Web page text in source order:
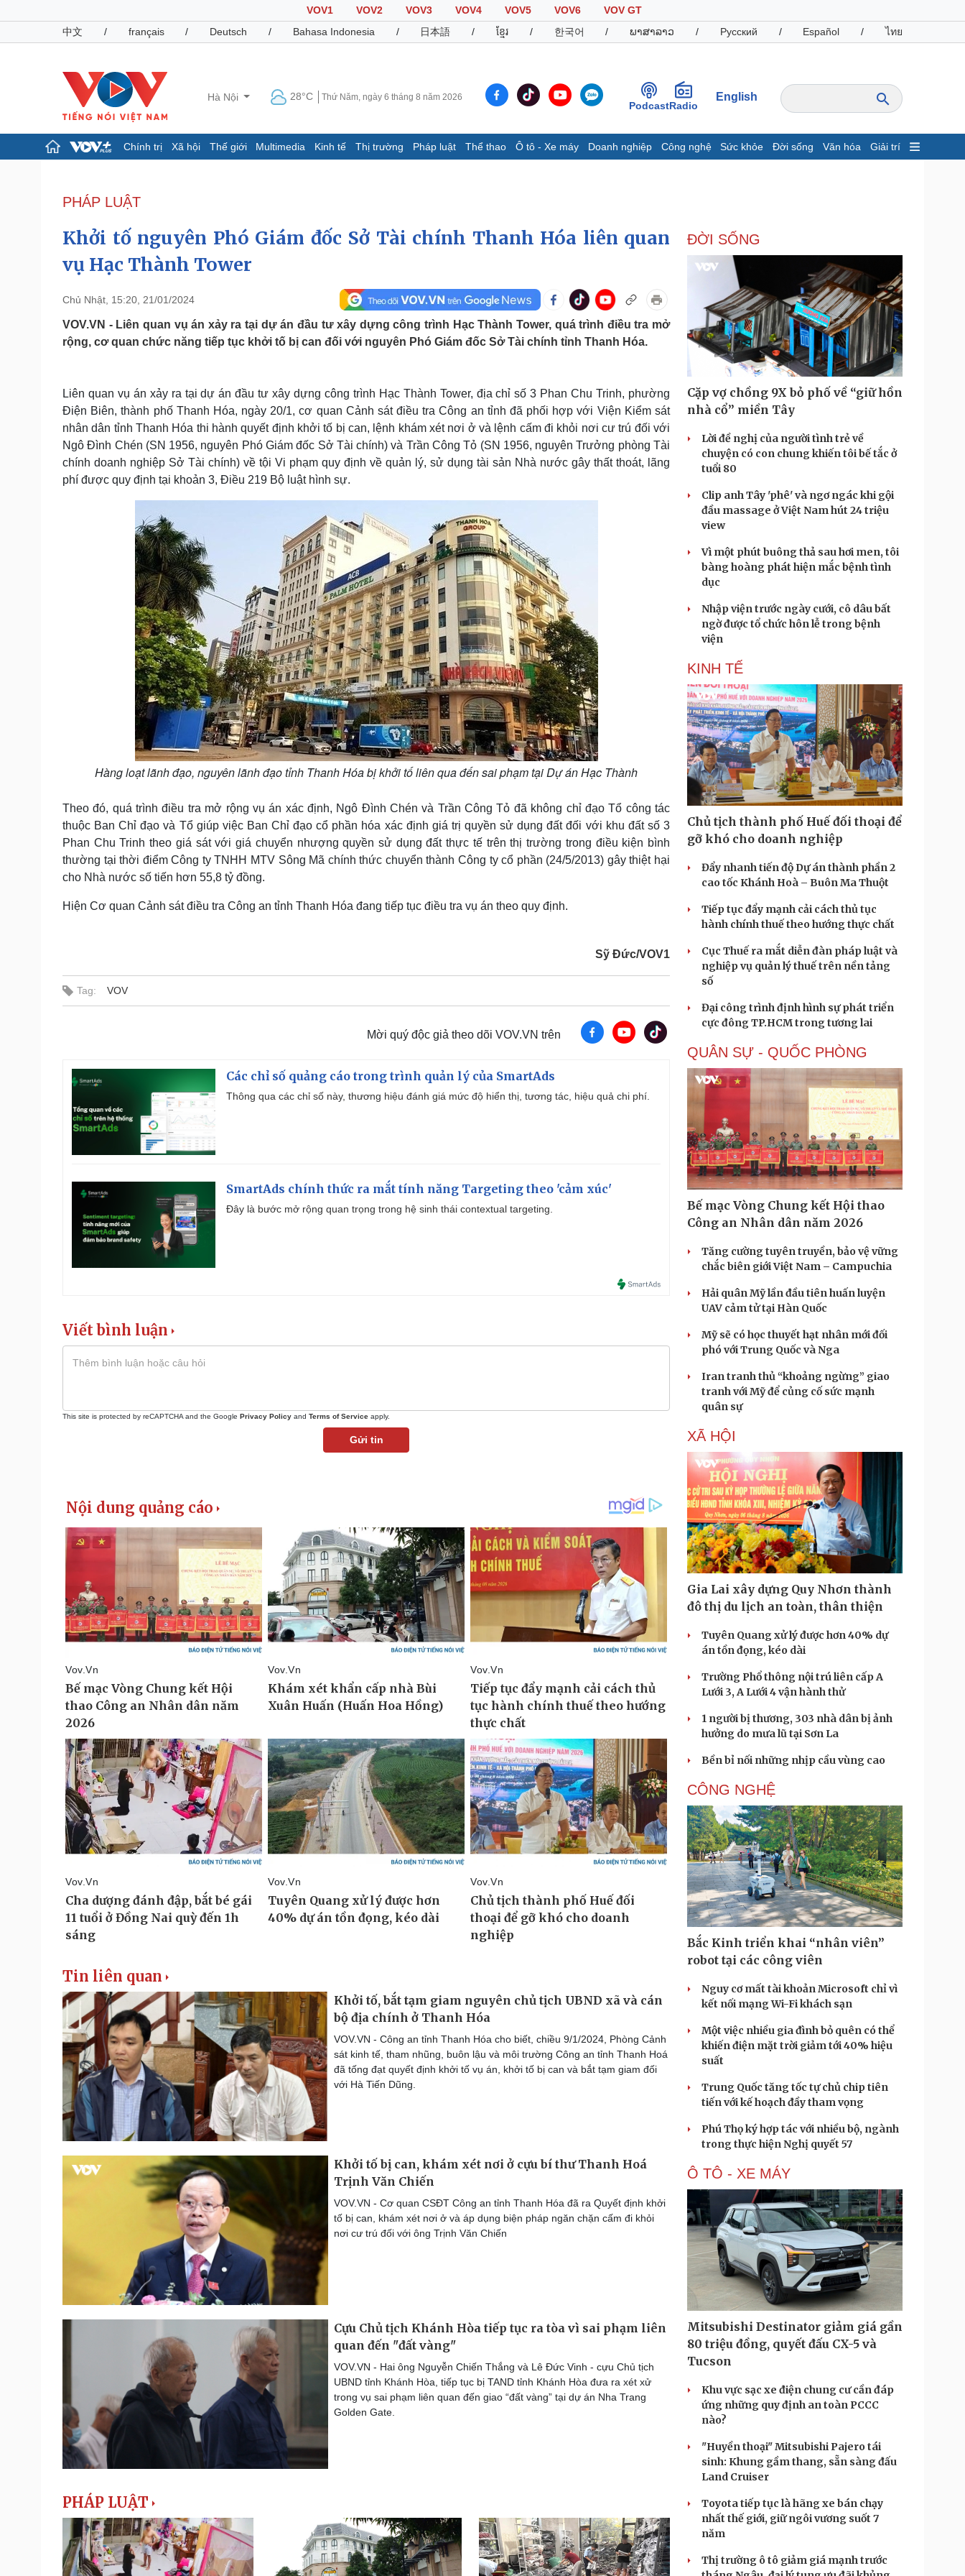
VOV1 VOV2 VOV3 VOV4 VOV5 VOV6
VOV GT
中文
/ français / Deutsch / Bahasa Indonesia / 日本語 / ខ្មែរ / 한국어 / ພາສາລາວ / Русский / Español / ไทย
Hà Nội 28°C Thứ Năm, ngày 6 tháng 8 năm 2026
PodcastRadio
English
Chính trị Xã hội Thế giới Multimedia Kinh tế Thị trường Pháp luật Thể thao Ô tô - Xe máy Doanh nghiệp Công nghệ Sức khỏe Đời sống Văn hóa Giải trí
Đảng
Tổ chức nhân sự
Quốc hội
Nhận diện sự thật
Dấu ấn VOV
Biển đảo
Hồ sơ
Infographic
Giá cà phê
Pháp luật
Tin nóng
Tư vấn luật
Việt Nam
Phân tích
Thể thao
Lịch thi đấu bóng đá
Thế giới thể thao
Ô tô - Xe máy
Xe máy
Tư vấn
Doanh nghiệp
Thông tin doanh nghiệp
Doanh nghiệp 24h
Doanh nhân
Công nghệ
Sành điệu
Tin Công nghệ
Trải nghiệm
Chuyển đổi số
Sức khỏe
Dinh dưỡng - món ngon
Cây thuốc
Sản phụ khoa
Nhi khoa
Nam khoa
Ăn sạch sống khỏe
Đời sống
Nhà đẹp
Blog
Tình yêu - Gia đình
Văn hóa
Văn học
Âm nhạc
Di sản
Giải trí
Nghệ sĩ
Thời trang
Sao Việt
Du lịch
Săn Tour
check-in
Podcast
Câu chuyện thời sự
Đọc truyện đêm khuya
Cửa sổ tình yêu
PHÁP LUẬT
Khởi tố nguyên Phó Giám đốc Sở Tài chính Thanh Hóa liên quan
vụ Hạc Thành Tower
Chủ Nhật, 15:20, 21/01/2024
VOV.VN - Liên quan vụ án xảy ra tại dự án đầu tư xây dựng công trình Hạc Thành Tower, quá trình điều tra mở
rộng, cơ quan chức năng tiếp tục khởi tố bị can đối với nguyên Phó Giám đốc Sở Tài chính tỉnh Thanh Hóa.
Liên quan vụ án xảy ra tại dự án đầu tư xây dựng công trình Hạc Thành Tower, địa chỉ số 3 Phan Chu Trinh, phường
Điện Biên, thành phố Thanh Hóa, ngày 20/1, cơ quan Cảnh sát điều tra Công an tỉnh đã phối hợp với Viện Kiểm sát
nhân dân tỉnh Thanh Hóa thi hành quyết định khởi tố bị can, lệnh khám xét nơi ở và lệnh cấm đi khỏi nơi cư trú đối với
Ngô Đình Chén (SN 1956, nguyên Phó Giám đốc Sở Tài chính) và Trần Công Tỏ (SN 1956, nguyên Trưởng phòng Tài
chính doanh nghiệp Sở Tài chính) về tội Vi phạm quy định về quản lý, sử dụng tài sản Nhà nước gây thất thoát, lãng
phí được quy định tại khoản 3, Điều 219 Bộ luật hình sự.
Hàng loạt lãnh đạo, nguyên lãnh đạo tỉnh Thanh Hóa bị khởi tố liên qua đến sai phạm tại Dự án Hạc Thành
Theo đó, quá trình điều tra mở rộng vụ án xác định, Ngô Đình Chén và Trần Công Tỏ đã không chỉ đạo Tổ công tác
thuộc Ban Chỉ đạo và Tổ giúp việc Ban Chỉ đạo cổ phần hóa xác định giá trị quyền sử dụng đất đối với khu đất số 3
Phan Chu Trinh theo giá sát với giá chuyển nhượng quyền sử dụng đất thực tế trên thị trường trong điều kiện bình
thường tại thời điểm Công ty TNHH MTV Sông Mã chính thức chuyển thành Công ty cổ phần (24/5/2013) gây thiệt hại
cho Nhà nước số tiến hơn 55,8 tỷ đồng.
Hiện Cơ quan Cảnh sát điều tra Công an tỉnh Thanh Hóa đang tiếp tục điều tra vụ án theo quy định.
Sỹ Đức/VOV1
Tag: VOV
Mời quý độc giả theo dõi VOV.VN trên
Các chỉ số quảng cáo trong trình quản lý của SmartAds
Thông qua các chỉ số này, thương hiệu đánh giá mức độ hiển thị, tương tác, hiệu quả chi phí.
SmartAds chính thức ra mắt tính năng Targeting theo 'cảm xúc'
Đây là bước mở rộng quan trọng trong hệ sinh thái contextual targeting.
Viết bình luận
This site is protected by reCAPTCHA and the Google Privacy Policy and Terms of Service apply.
Gửi tin
Tin liên quan
Khởi tố, bắt tạm giam nguyên chủ tịch UBND xã và cán
bộ địa chính ở Thanh Hóa
VOV.VN - Công an tỉnh Thanh Hóa cho biết, chiều 9/1/2024, Phòng Cảnh
sát kinh tế, tham nhũng, buôn lậu và môi trường Công an tỉnh Thanh Hoá
đã tống đạt quyết định khởi tố vụ án, khởi tố bị can và bắt tạm giam đối
với Hà Tiến Dũng.
Khởi tố bị can, khám xét nơi ở cựu bí thư Thanh Hoá
Trịnh Văn Chiến
VOV.VN - Cơ quan CSĐT Công an tỉnh Thanh Hóa đã ra Quyết định khởi
tố bị can, khám xét nơi ở và áp dụng biện pháp ngăn chặn cấm đi khỏi
nơi cư trú đối với ông Trịnh Văn Chiến
Cựu Chủ tịch Khánh Hòa tiếp tục ra tòa vì sai phạm liên
quan đến "đất vàng"
VOV.VN - Hai ông Nguyễn Chiến Thắng và Lê Đức Vinh - cựu Chủ tịch
UBND tỉnh Khánh Hòa, tiếp tục bị TAND tỉnh Khánh Hòa đưa ra xét xử
trong vụ sai phạm liên quan đến giao “đất vàng” tại dự án Nha Trang
Golden Gate.
PHÁP LUẬT
ĐỜI SỐNG
Cặp vợ chồng 9X bỏ phố về “giữ hồn
nhà cổ” miền Tây
Lời đề nghị của người tình trẻ về
chuyện có con chung khiến tôi bế tắc ở
tuổi 80
Clip anh Tây 'phê' và ngơ ngác khi gội
đầu massage ở Việt Nam hút 24 triệu
view
Vì một phút buông thả sau hơi men, tôi
bàng hoàng phát hiện mắc bệnh tình
dục
Nhập viện trước ngày cưới, cô dâu bất
ngờ được tổ chức hôn lễ trong bệnh
viện
KINH TẾ
Chủ tịch thành phố Huế đối thoại để
gỡ khó cho doanh nghiệp
Đẩy nhanh tiến độ Dự án thành phần 2
cao tốc Khánh Hoà – Buôn Ma Thuột
Tiếp tục đẩy mạnh cải cách thủ tục
hành chính thuế theo hướng thực chất
Cục Thuế ra mắt diễn đàn pháp luật và
nghiệp vụ quản lý thuế trên nền tảng
số
Đại công trình định hình sự phát triển
cực đông TP.HCM trong tương lai
QUÂN SỰ - QUỐC PHÒNG
Bế mạc Vòng Chung kết Hội thao
Công an Nhân dân năm 2026
Tăng cường tuyên truyền, bảo vệ vững
chắc biên giới Việt Nam – Campuchia
Hải quân Mỹ lần đầu tiên huấn luyện
UAV cảm tử tại Hàn Quốc
Mỹ sẽ có học thuyết hạt nhân mới đối
phó với Trung Quốc và Nga
Iran tranh thủ “khoảng ngừng” giao
tranh với Mỹ để củng cố sức mạnh
quân sự
XÃ HỘI
Gia Lai xây dựng Quy Nhơn thành
đô thị du lịch an toàn, thân thiện
Tuyên Quang xử lý được hơn 40% dự
án tồn đọng, kéo dài
Trường Phổ thông nội trú liên cấp A
Lưới 3, A Lưới 4 vận hành thử
1 người bị thương, 303 nhà dân bị ảnh
hưởng do mưa lũ tại Sơn La
Bền bỉ nối những nhịp cầu vùng cao
CÔNG NGHỆ
Bắc Kinh triển khai “nhân viên”
robot tại các công viên
Nguy cơ mất tài khoản Microsoft chỉ vì
kết nối mạng Wi-Fi khách sạn
Một việc nhiều gia đình bỏ quên có thể
khiến điện mặt trời giảm tới 40% hiệu
suất
Trung Quốc tăng tốc tự chủ chip tiên
tiến với kế hoạch đầy tham vọng
Phú Thọ ký hợp tác với nhiều bộ, ngành
trong thực hiện Nghị quyết 57
Ô TÔ - XE MÁY
Mitsubishi Destinator giảm giá gần
80 triệu đồng, quyết đấu CX-5 và
Tucson
Khu vực sạc xe điện chung cư cần đáp
ứng những quy định an toàn PCCC
nào?
"Huyền thoại" Mitsubishi Pajero tái
sinh: Khung gầm thang, sẵn sàng đấu
Land Cruiser
Toyota tiếp tục là hãng xe bán chạy
nhất thế giới, giữ ngôi vương suốt 7
năm
Thị trường ô tô giảm giá mạnh trước